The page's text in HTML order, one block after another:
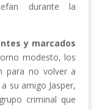
durante la
y marcados
modesto, los
para no volver a
su amigo Jasper,
criminal que